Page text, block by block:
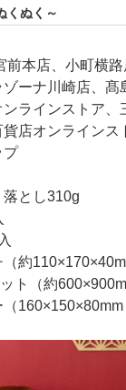
くぬく～
前本店、小町横
ーナ川崎店、髙
ラインストア、
店オンラインス
プ
落とし310g
（約
ト（約
（160×150×80mm